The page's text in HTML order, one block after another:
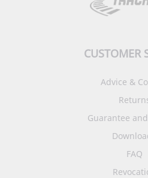
CUSTOMER
Advice &
Guarantee
FAQ